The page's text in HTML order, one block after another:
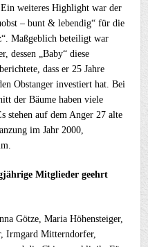
weiteres Highlight war der
– bunt & lebendig“ für die
Maßgeblich beteiligt war
dessen „Baby“ diese
dass er 25 Jahre
Obstanger investiert hat. Bei
der Bäume haben viele
stehen auf dem Anger 27 alte
im Jahr 2000,
Mitglieder geehrt
Götze, Maria Höhensteiger,
Irmgard Mitterndorfer,